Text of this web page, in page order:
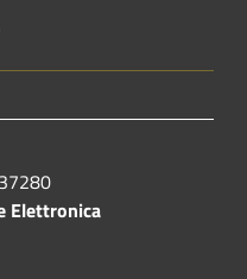
Elettronica